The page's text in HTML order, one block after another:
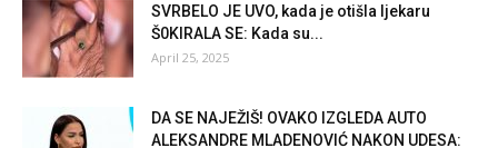
SVRBELO JE UVO, kada je otišla ljekaru
Š0KIRALA SE: Kada su...
April 25, 2025
DA SE NAJEŽIŠ! OVAKO IZGLEDA AUTO
ALEKSANDRE MLADENOVIĆ NAKON UDESA: